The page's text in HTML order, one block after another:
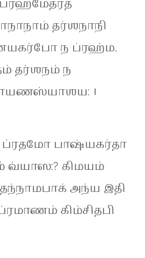
தர்ஶநாநி
ந ப்ரஹ்ம,
தர்ஶநம் ந
।
பாஷ்யகர்தா
வ்யாஸ:? கிமயம்
அந்ய இதி
கிம்சிதபி